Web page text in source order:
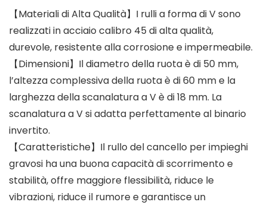
【Materiali di Alta Qualità】I rulli a forma di V sono
realizzati in acciaio calibro 45 di alta qualità,
durevole, resistente alla corrosione e impermeabile.
【Dimensioni】Il diametro della ruota è di 50 mm,
l’altezza complessiva della ruota è di 60 mm e la
larghezza della scanalatura a V è di 18 mm. La
scanalatura a V si adatta perfettamente al binario
invertito.
【Caratteristiche】Il rullo del cancello per impieghi
gravosi ha una buona capacità di scorrimento e
stabilità, offre maggiore flessibilità, riduce le
vibrazioni, riduce il rumore e garantisce un